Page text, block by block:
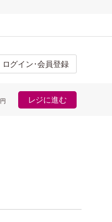
ログイン･会員登録
円 レジに進む